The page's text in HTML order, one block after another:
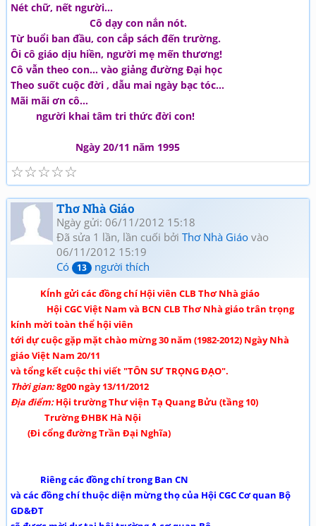
Nét chữ, nết người…
Cô dạy con nắn nót.
Từ buổi ban đầu, con cắp sách đến trường.
Ôi cô giáo dịu hiền, người mẹ mến thương!
Cô vẫn theo con… vào giảng đường Đại học
Theo suốt cuộc đời , dẫu mai ngày bạc tóc…
Mãi mãi ơn cô…
người khai tâm tri thức đời con!
Ngày 20/11 năm 1995
☆
☆
☆
☆
☆
Thơ Nhà Giáo
Ngày gửi: 06/11/2012 15:18
Đã sửa 1 lần, lần cuối bởi Thơ Nhà Giáo vào
06/11/2012 15:19
Có
13 người thích
KÍnh gửi các đồng chí Hội viên CLB Thơ Nhà giáo
Hội CGC Việt Nam và BCN CLB Thơ Nhà giáo trân trọng
kính mời toàn thể hội viên
tới dự cuộc gặp mặt chào mừng 30 năm (1982-2012) Ngày Nhà
giáo Việt Nam 20/11
và tổng kết cuộc thi viết "TÔN SƯ TRỌNG ĐẠO".
Thời gian:8g00 ngày 13/11/2012
Địa điểm:Hội trường Thư viện Tạ Quang Bửu (tầng 10)
Trường ĐHBK Hà Nội
(Đi cổng đường Trần Đại Nghĩa)
Riêng các đồng chí trong Ban CN
và các đồng chí thuộc diện mừng thọ của Hội CGC Cơ quan Bộ
GD&ĐT